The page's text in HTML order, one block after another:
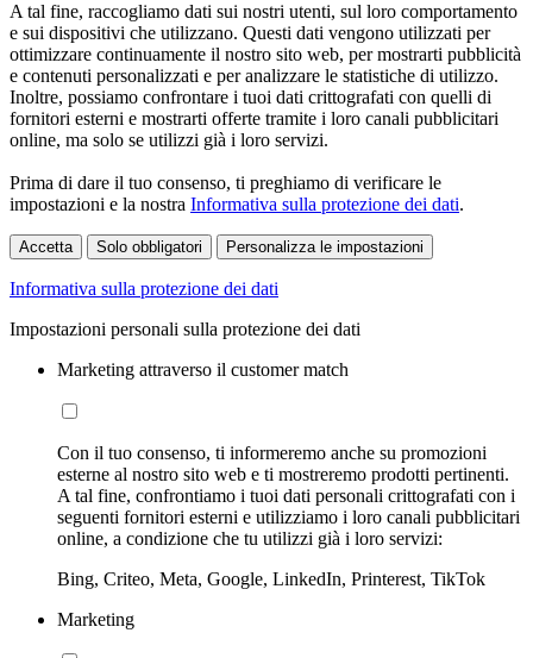
A tal fine, raccogliamo dati sui nostri utenti, sul loro comportamento
e sui dispositivi che utilizzano. Questi dati vengono utilizzati per
ottimizzare continuamente il nostro sito web, per mostrarti pubblicità
e contenuti personalizzati e per analizzare le statistiche di utilizzo.
Inoltre, possiamo confrontare i tuoi dati crittografati con quelli di
fornitori esterni e mostrarti offerte tramite i loro canali pubblicitari
online, ma solo se utilizzi già i loro servizi.
Prima di dare il tuo consenso, ti preghiamo di verificare le
impostazioni e la nostra Informativa sulla protezione dei dati.
Accetta Solo obbligatori Personalizza le impostazioni
Informativa sulla protezione dei dati
Impostazioni personali sulla protezione dei dati
Marketing attraverso il customer match
Con il tuo consenso, ti informeremo anche su promozioni
esterne al nostro sito web e ti mostreremo prodotti pertinenti.
A tal fine, confrontiamo i tuoi dati personali crittografati con i
seguenti fornitori esterni e utilizziamo i loro canali pubblicitari
online, a condizione che tu utilizzi già i loro servizi:
Bing, Criteo, Meta, Google, LinkedIn, Printerest, TikTok
Marketing